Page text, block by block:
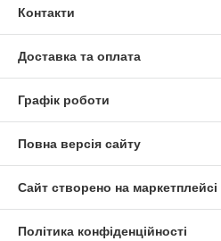
Контакти
Доставка та оплата
Графік роботи
Повна версія сайту
Сайт створено на маркетплейсі
Політика конфіденційності